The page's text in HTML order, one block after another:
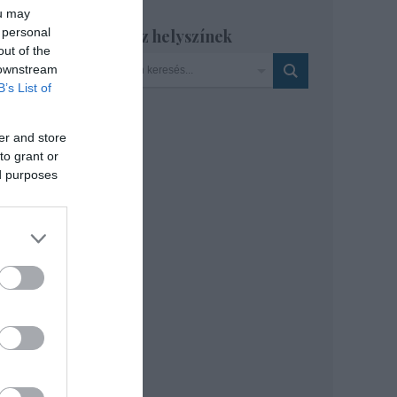
may
of the
List of
and store
grant or
purposes
of
Szinház helyszínek